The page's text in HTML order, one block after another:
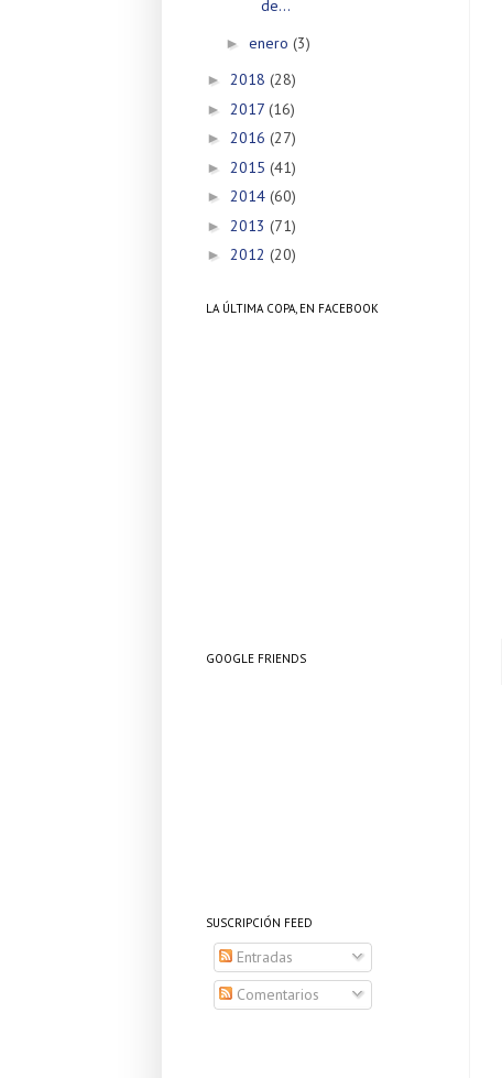
de...
► enero (3)
► 2018 (28)
► 2017 (16)
► 2016 (27)
► 2015 (41)
► 2014 (60)
► 2013 (71)
► 2012 (20)
LA ÚLTIMA COPA, EN FACEBOOK
GOOGLE FRIENDS
SUSCRIPCIÓN FEED
Entradas
Comentarios